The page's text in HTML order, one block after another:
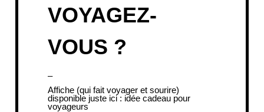
VOYAGEZ-
VOUS ?
–
Affiche (qui fait voyager et sourire)
disponible juste ici : idée cadeau pour
voyageurs